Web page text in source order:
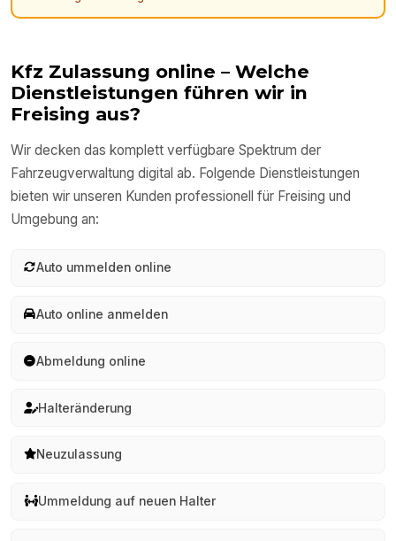
Kfz Zulassung online – Welche
Dienstleistungen führen wir in
Freising aus?
Wir decken das komplett verfügbare Spektrum der
Fahrzeugverwaltung digital ab. Folgende Dienstleistungen
bieten wir unseren Kunden professionell für Freising und
Umgebung an:
Auto ummelden online
Auto online anmelden
Abmeldung online
Halteränderung
Neuzulassung
Ummeldung auf neuen Halter